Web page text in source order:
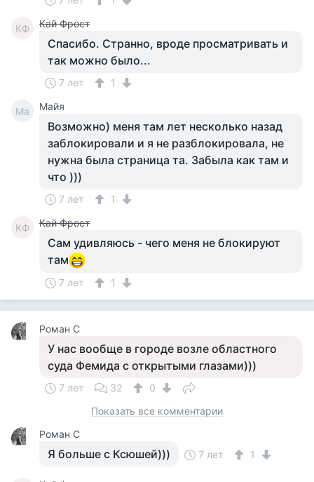
КФ Кай Фрост
Спасибо. Странно, вроде просматривать и
так можно было...
7 лет 1
Ма Майя
Возможно) меня там лет несколько назад
заблокировали и я не разблокировала, не
нужна была страница та. Забыла как там и
что )))
7 лет 1
КФ Кай Фрост
Сам удивляюсь - чего меня не блокируют
там
7 лет 1
Роман C
У нас вообще в городе возле областного
суда Фемида с открытыми глазами)))
7 лет 32
0
Показать все комментарии
Роман C
Я больше с Ксюшей))) 7 лет 1